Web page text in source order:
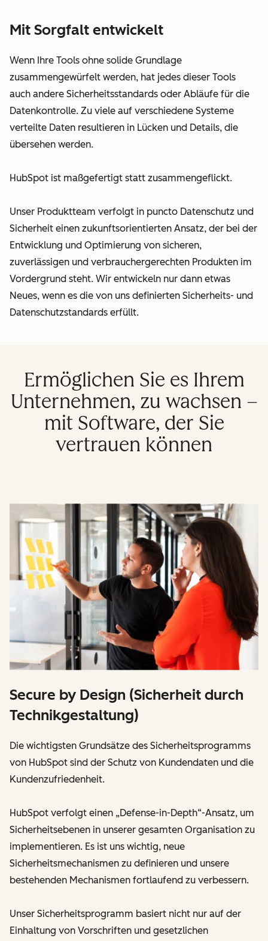
Mit Sorgfalt entwickelt
Wenn Ihre Tools ohne solide Grundlage
zusammengewürfelt werden, hat jedes dieser Tools
auch andere Sicherheitsstandards oder Abläufe für die
Datenkontrolle. Zu viele auf verschiedene Systeme
verteilte Daten resultieren in Lücken und Details, die
übersehen werden.
HubSpot ist maßgefertigt statt zusammengeflickt.
Unser Produktteam verfolgt in puncto Datenschutz und
Sicherheit einen zukunftsorientierten Ansatz, der bei der
Entwicklung und Optimierung von sicheren,
zuverlässigen und verbrauchergerechten Produkten im
Vordergrund steht. Wir entwickeln nur dann etwas
Neues, wenn es die von uns definierten Sicherheits- und
Datenschutzstandards erfüllt.
Ermöglichen Sie es Ihrem
Unternehmen, zu wachsen –
mit Software, der Sie
vertrauen können
Secure by Design (Sicherheit durch
Technikgestaltung)
Die wichtigsten Grundsätze des Sicherheitsprogramms
von HubSpot sind der Schutz von Kundendaten und die
Kundenzufriedenheit.
HubSpot verfolgt einen „Defense-in-Depth“-Ansatz, um
Sicherheitsebenen in unserer gesamten Organisation zu
implementieren. Es ist uns wichtig, neue
Sicherheitsmechanismen zu definieren und unsere
bestehenden Mechanismen fortlaufend zu verbessern.
Unser Sicherheitsprogramm basiert nicht nur auf der
Einhaltung von Vorschriften und gesetzlichen